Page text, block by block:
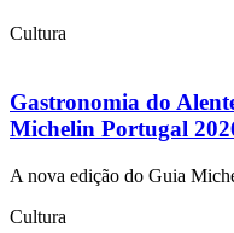
Cultura
Gastronomia do
Michelin Portugal
A nova edição do Guia
Cultura